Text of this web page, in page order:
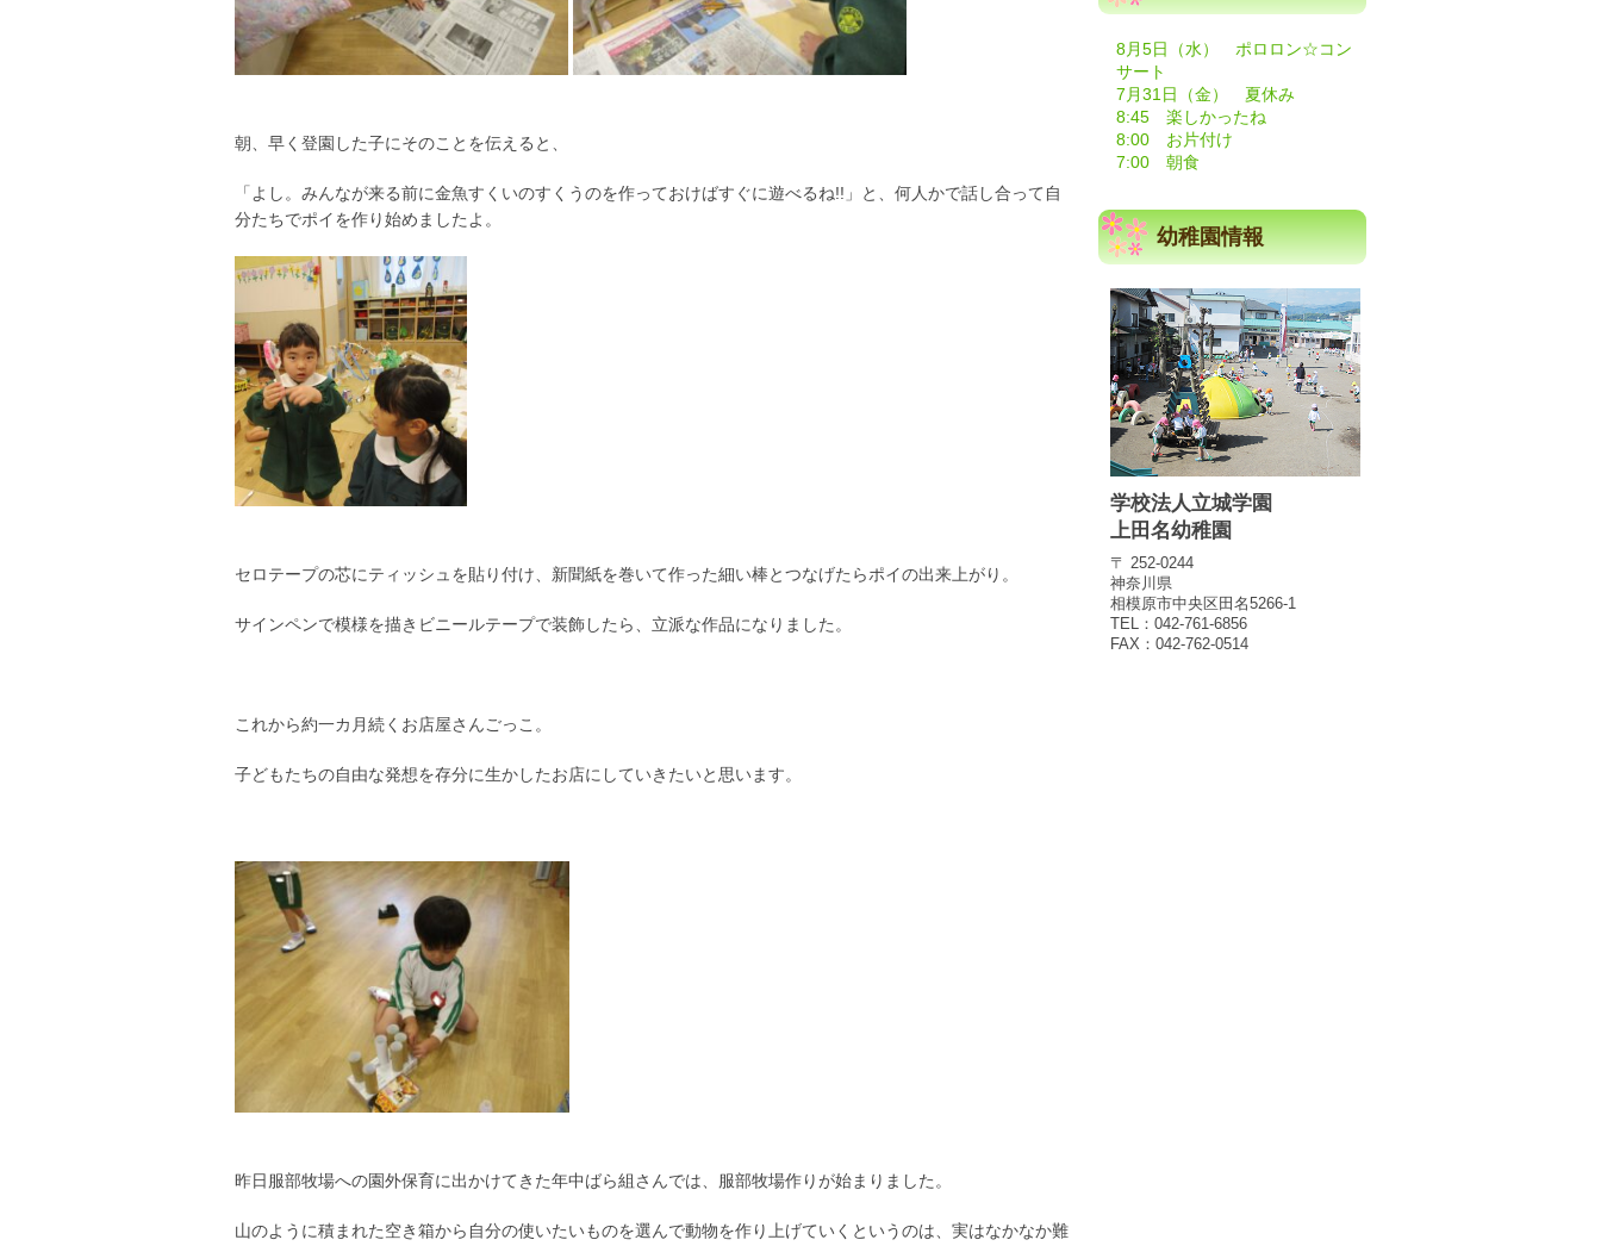
朝、早く登園した子にそのことを伝えると、
「よし。みんなが来る前に金魚すくいのすくうのを作っておけばすぐに遊べるね!!」と、何人かで話し合って自
分たちでポイを作り始めましたよ。
セロテープの芯にティッシュを貼り付け、新聞紙を巻いて作った細い棒とつなげたらポイの出来上がり。
サインペンで模様を描きビニールテープで装飾したら、立派な作品になりました。
これから約一カ月続くお店屋さんごっこ。
子どもたちの自由な発想を存分に生かしたお店にしていきたいと思います。
昨日服部牧場への園外保育に出かけてきた年中ばら組さんでは、服部牧場作りが始まりました。
山のように積まれた空き箱から自分の使いたいものを選んで動物を作り上げていくというのは、実はなかなか難
8月5日（水） ポロロン☆コン
サート
7月31日（金） 夏休み
8:45 楽しかったね
8:00 お片付け
7:00 朝食
幼稚園情報
学校法人立城学園
上田名幼稚園
〒 252-0244
神奈川県
相模原市中央区田名5266-1
TEL：042-761-6856
FAX：042-762-0514